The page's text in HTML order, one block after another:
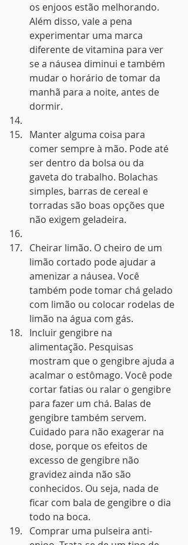
os enjoos estão melhorando.
Além disso, vale a pena
experimentar uma marca
diferente de vitamina para ver
se a náusea diminui e também
mudar o horário de tomar da
manhã para a noite, antes de
dormir.
Manter alguma coisa para
comer sempre à mão. Pode até
ser dentro da bolsa ou da
gaveta do trabalho. Bolachas
simples, barras de cereal e
torradas são boas opções que
não exigem geladeira.
Cheirar limão. O cheiro de um
limão cortado pode ajudar a
amenizar a náusea. Você
também pode tomar chá gelado
com limão ou colocar rodelas de
limão na água com gás.
Incluir gengibre na
alimentação. Pesquisas
mostram que o gengibre ajuda a
acalmar o estômago. Você pode
cortar fatias ou ralar o gengibre
para fazer um chá. Balas de
gengibre também servem.
Cuidado para não exagerar na
dose, porque os efeitos de
excesso de gengibre não
gravidez ainda não são
conhecidos. Ou seja, nada de
ficar com bala de gengibre o dia
todo na boca.
Comprar uma pulseira anti-